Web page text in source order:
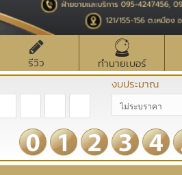
รีวิว ทำนายเบอร์
งบประมาณ